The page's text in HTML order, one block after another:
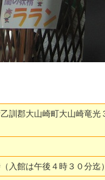
訓郡大山崎町大山崎竜
入館は午後４時３０分迄